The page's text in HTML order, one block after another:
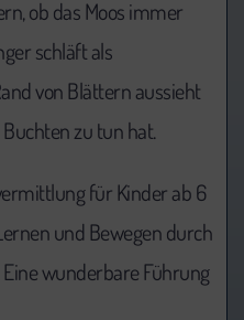
ob das Moos immer
schläft als
von Blättern aussieht
zu tun hat.
für Kinder ab 6
und Bewegen durch
wunderbare Führung